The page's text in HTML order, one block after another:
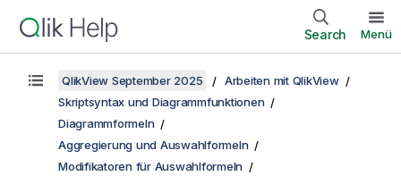
Search Menü
QlikView September 2025
Arbeiten mit QlikView
Skriptsyntax und Diagrammfunktionen
Diagrammformeln
Aggregierung und Auswahlformeln
Modifikatoren für Auswahlformeln